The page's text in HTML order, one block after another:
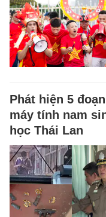
Phát hiện 5
máy tính nam
học Thái Lan